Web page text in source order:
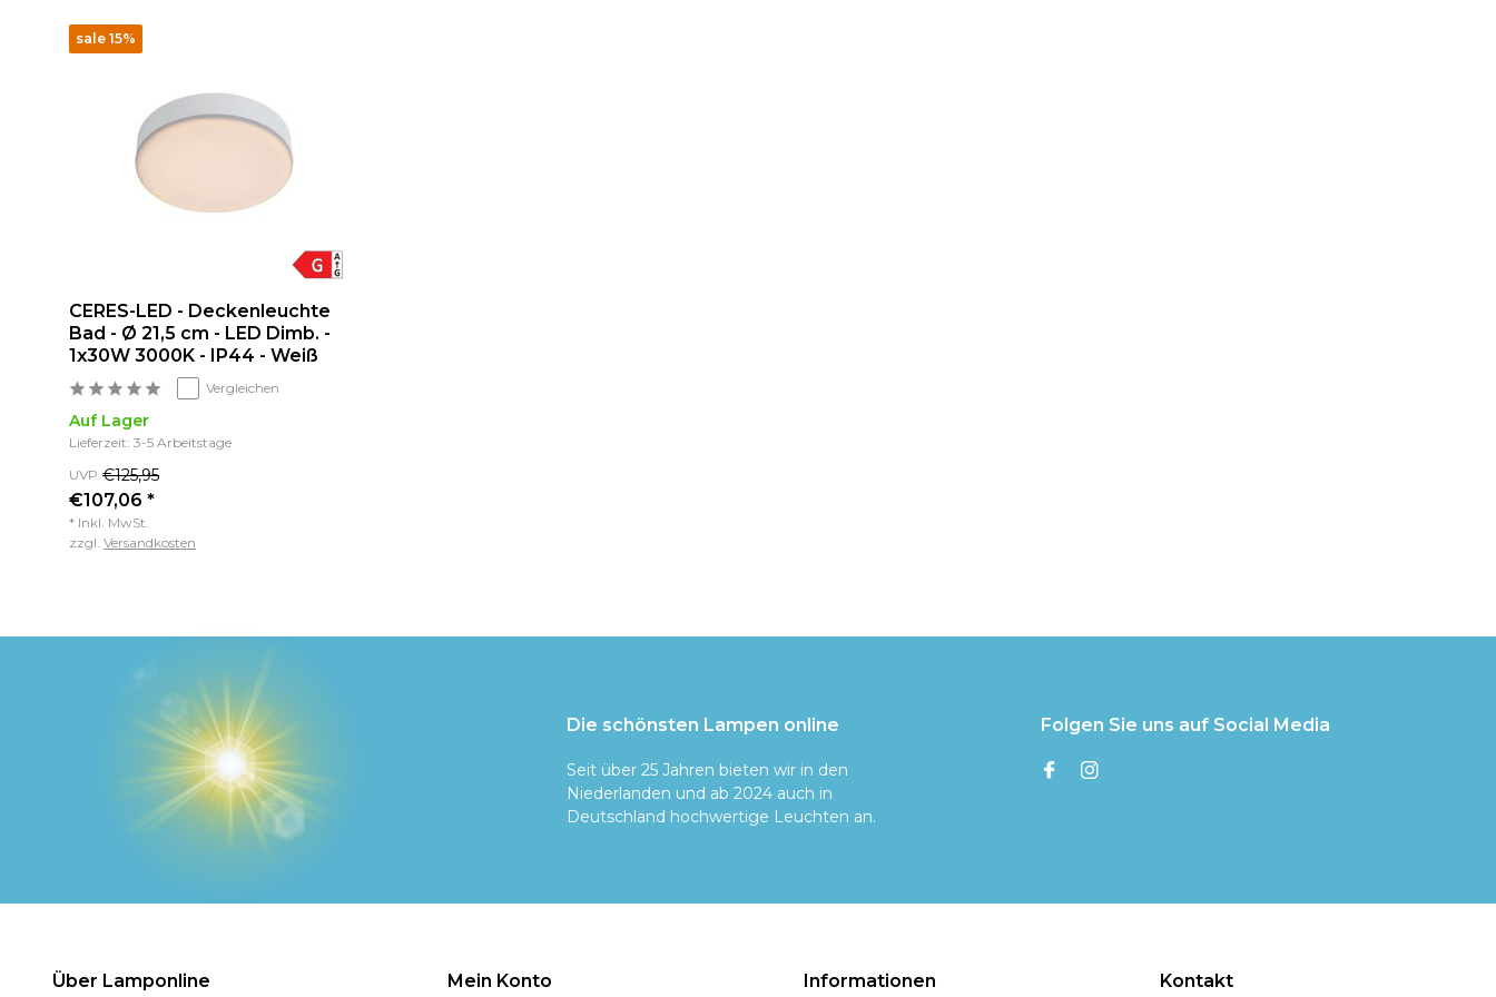
sale 15%
CERES-LED - Deckenleuchte
Bad - Ø 21,5 cm - LED Dimb. -
1x30W 3000K - IP44 - Weiß
Vergleichen
Auf Lager
Lieferzeit: 3-5 Arbeitstage
UVP €125,95
€107,06 *
* Inkl. MwSt.
zzgl. Versandkosten
Die schönsten Lampen online
Seit über 25 Jahren bieten wir in den
Niederlanden und ab 2024 auch in
Deutschland hochwertige Leuchten an.
Folgen Sie uns auf Social Media
Über Lamponline Mein Konto Informationen Kontakt